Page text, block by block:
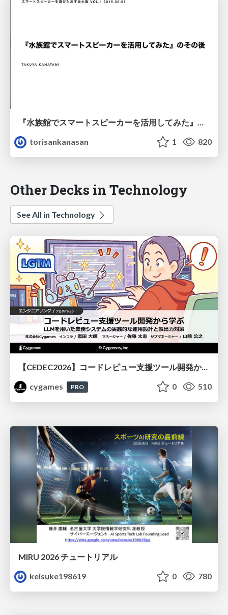
『水族館でスマートスピーカーを活用してみた』のその後
torisankanasan
1 820
Other Decks in Technology
See All in Technology
【CEDEC2026】コードレビュー支援ツール開発から学ぶ：LLMを用いた業務システムの実践的な運用設計と誤出力対策
cygames
PRO 0 510
MIRU 2026 チュートリアル
keisuke198619
0 780